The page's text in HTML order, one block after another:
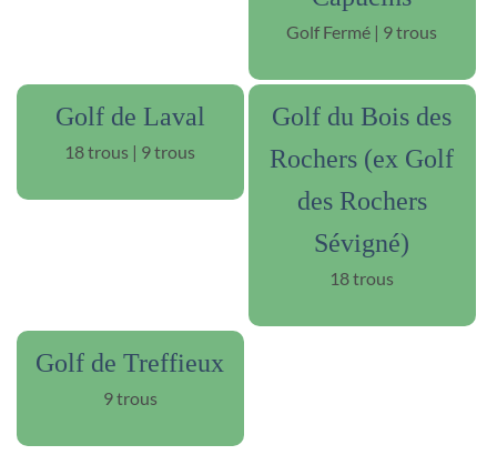
Golf Fermé | 9 trous
Golf de Laval
18 trous | 9 trous
Golf du Bois des
Rochers (ex Golf
des Rochers
Sévigné)
18 trous
Golf de Treffieux
9 trous